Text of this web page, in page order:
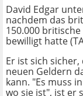
David Edgar
nachdem das
150.000
bewilligt hatte
Er ist sich
neuen Geldern
kann. "Es muss
wo sie ist", ist er